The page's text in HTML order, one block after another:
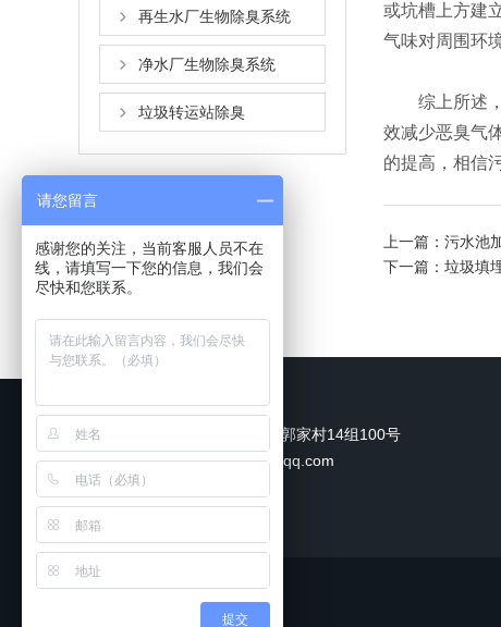
再生水厂生物除臭系统
净水厂生物除臭系统
垃圾转运站除臭
或坑槽上方建
气味对周围环
综上所述，
效减少恶臭气
的提高，相信
上一篇： 污水池
下一篇： 垃圾填
地址：新都区军屯镇郭家村14组100号
邮箱：478053811@qq.com
请您留言
感谢您的关注，当前客服人员不在
线，请填写一下您的信息，我们会
尽快和您联系。
提交